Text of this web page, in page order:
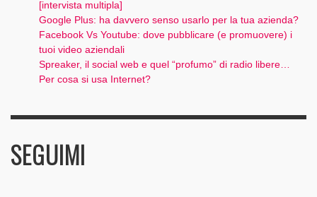
[intervista multipla]
Google Plus: ha davvero senso usarlo per la tua azienda?
Facebook Vs Youtube: dove pubblicare (e promuovere) i
tuoi video aziendali
Spreaker, il social web e quel “profumo” di radio libere…
Per cosa si usa Internet?
SEGUIMI